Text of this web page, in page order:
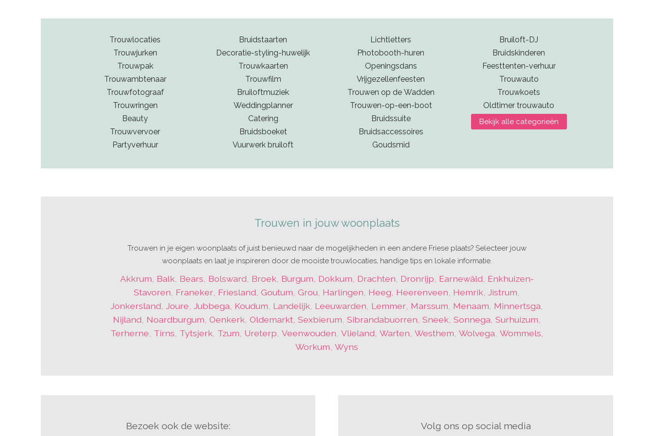
Trouwlocaties
Trouwjurken
Trouwpak
Trouwambtenaar
Trouwfotograaf
Trouwringen
Beauty
Trouwvervoer
Partyverhuur
Bruidstaarten
Decoratie-styling-huwelijk
Trouwkaarten
Trouwfilm
Bruiloftmuziek
Weddingplanner
Catering
Bruidsboeket
Vuurwerk bruiloft
Lichtletters
Photobooth-huren
Openingsdans
Vrijgezellenfeesten
Trouwen op de Wadden
Trouwen-op-een-boot
Bruidssuite
Bruidsaccessoires
Goudsmid
Bruiloft-DJ
Bruidskinderen
Feesttenten-verhuur
Trouwauto
Trouwkoets
Oldtimer trouwauto
Bekijk alle categorieën
Trouwen in jouw woonplaats
Trouwen in je eigen woonplaats of juist benieuwd naar de mogelijkheden in een andere Friese plaats? Selecteer jouw
woonplaats en laat je inspireren door de mooiste trouwlocaties, handige tips en lokale informatie.
Akkrum Balk Bears Bolsward Broek Burgum Dokkum Drachten Dronrijp Earnewâld Enkhuizen-
Stavoren Franeker Friesland ,Goutum ,Grou Harlingen Heeg Heerenveen Hemrik ,Jistrum
Jonkersland ,Joure ,Jubbega Koudum Landelijk Leeuwarden Lemmer Marssum Menaam Minnertsga
Nijland Noardburgum ,Oenkerk ,Oldemarkt ,Sexbierum ,Sibrandabuorren ,Sneek ,Sonnega ,Surhuizum
Terherne Tirns Tytsjerk Tzum Ureterp Veenwouden Vlieland Warten Westhem Wolvega Wommels
Workum ,Wyns
Bezoek ook de website: Volg ons op social media